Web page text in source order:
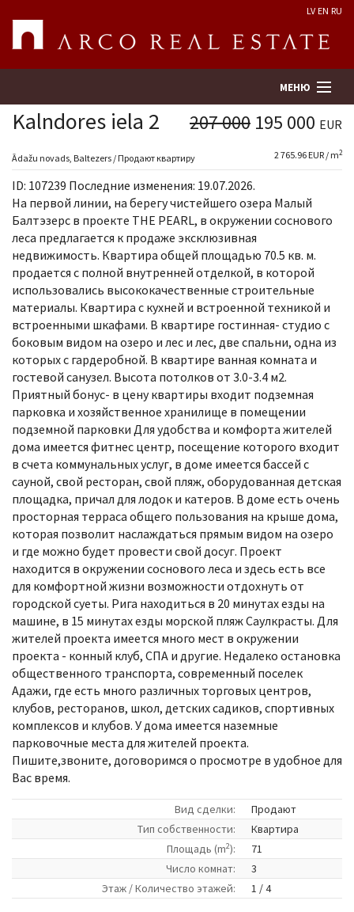
LV EN RU
МЕНЮ
Поиск
Оценка недвижимости
Предприятие
Услуги
Kонтакты
Kalndores iela 2 207 000 195 000 EUR
Ādažu novads, Baltezers / Продают квартиру 2 765.96 EUR / m2
ID: 107239 Последние изменения: 19.07.2026.
На первой линии, на берегу чистейшего озера Малый
Балтэзерс в проекте THE PEARL, в окружении соснового
леса предлагается к продаже эксклюзивная
недвижимость. Квартира общей площадью 70.5 кв. м.
продается с полной внутренней отделкой, в которой
использовались высококачественные строительные
материалы. Квартира с кухней и встроенной техникой и
встроенными шкафами. В квартире гостинная- студио с
боковым видом на озеро и лес и лес, две спальни, одна из
которых с гардеробной. В квартире ванная комната и
гостевой санузел. Высота потолков от 3.0-3.4 м2.
Приятный бонус- в цену квартиры входит подземная
парковка и хозяйственное хранилище в помещении
подземной парковки Для удобства и комфорта жителей
дома имеется фитнес центр, посещение которого входит
в счета коммунальных услуг, в доме имеется бассей с
сауной, свой ресторан, свой пляж, оборудованная детская
площадка, причал для лодок и катеров. В доме есть очень
просторная терраса общего пользования на крыше дома,
которая позволит наслаждаться прямым видом на озеро
и где можно будет провести свой досуг. Проект
находится в окружении соснового леса и здесь есть все
для комфортной жизни возможности отдохнуть от
городской суеты. Рига находиться в 20 минутах езды на
машине, в 15 минутах езды морской пляж Саулкрасты. Для
жителей проекта имеется много мест в окружении
проекта - конный клуб, СПА и другие. Недалеко остановка
общественного транспорта, современный поселек
Адажи, где есть много различных торговых центров,
клубов, ресторанов, школ, детских садиков, спортивных
комплексов и клубов. У дома имеется наземные
парковочные места для жителей проекта.
Пишите,звоните, договоримся о просмотре в удобное для
Вас время.
Вид сделки:
Продают
Tип собственности:
Квартира
Площадь (m2):
71
Число комнат:
3
Этаж / Количество этажей:
1 / 4